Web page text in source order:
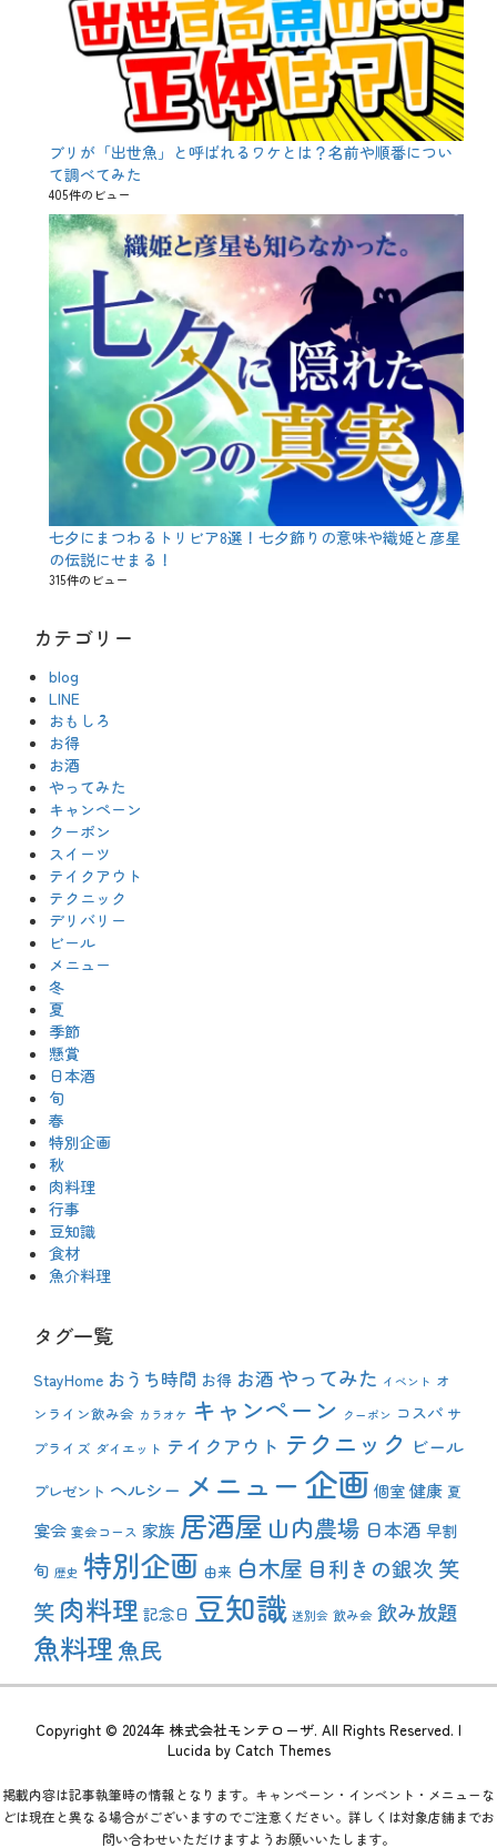
ブリが「出世魚」と呼ばれるワケとは？名前や順番につい
て調べてみた
405件のビュー
七夕にまつわるトリビア8選！七夕飾りの意味や織姫と彦星
の伝説にせまる！
315件のビュー
カテゴリー
blog
LINE
おもしろ
お得
お酒
やってみた
キャンペーン
クーポン
スイーツ
テイクアウト
テクニック
デリバリー
ビール
メニュー
冬
夏
季節
懸賞
日本酒
旬
春
特別企画
秋
肉料理
行事
豆知識
食材
魚介料理
タグ一覧
StayHome おうち時間 お得 お酒 やってみた イベント オ
ンライン飲み会 カラオケ キャンペーン クーポン コスパ サ
プライズ ダイエット テイクアウト テクニック ビール
プレゼント ヘルシー メニュー 企画 個室 健康 夏
宴会 宴会コース 家族 居酒屋 山内農場 日本酒 早割
旬 歴史 特別企画 由来 白木屋 目利きの銀次 笑
笑 肉料理 記念日 豆知識 送別会 飲み会 飲み放題
魚料理 魚民
Copyright © 2024年 株式会社モンテローザ. All Rights Reserved. |
Lucida by Catch Themes
掲載内容は記事執筆時の情報となります。キャンペーン・インベント・メニューな
どは現在と異なる場合がございますのでご注意ください。詳しくは対象店舗までお
問い合わせいただけますようお願いいたします。